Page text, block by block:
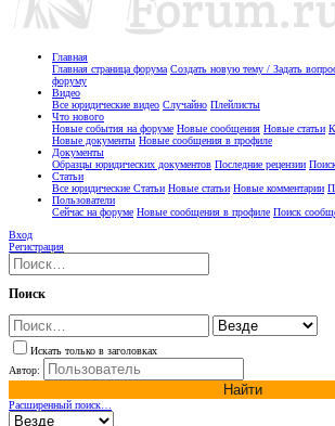
Главная
Главная страница форума Создать новую тему / Задать
форуму
Видео
Все юридические видео Случайно Плейлисты
Что нового
Новые события на форуме Новые сообщения Новые статьи
Новые документы Новые сообщения в профиле
Документы
Образцы юридических документов Последние рецензии
Статьи
Все юридические Статьи Новые статьи Новые комментарии
Пользователи
Сейчас на форуме Новые сообщения в профиле Поиск
Вход
Регистрация
Поиск
Искать только в заголовках
Автор:
Найти
Расширенный поиск…